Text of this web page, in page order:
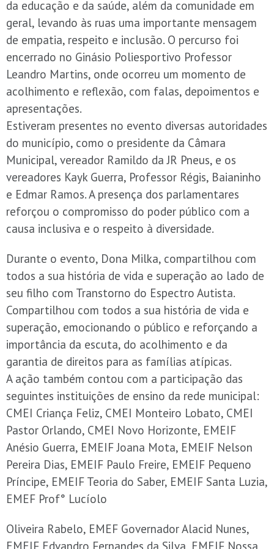
da educação e da saúde, além da comunidade em
geral, levando às ruas uma importante mensagem
de empatia, respeito e inclusão. O percurso foi
encerrado no Ginásio Poliesportivo Professor
Leandro Martins, onde ocorreu um momento de
acolhimento e reflexão, com falas, depoimentos e
apresentações.
Estiveram presentes no evento diversas autoridades
do município, como o presidente da Câmara
Municipal, vereador Ramildo da JR Pneus, e os
vereadores Kayk Guerra, Professor Régis, Baianinho
e Edmar Ramos. A presença dos parlamentares
reforçou o compromisso do poder público com a
causa inclusiva e o respeito à diversidade.
Durante o evento, Dona Milka, compartilhou com
todos a sua história de vida e superação ao lado de
seu filho com Transtorno do Espectro Autista.
Compartilhou com todos a sua história de vida e
superação, emocionando o público e reforçando a
importância da escuta, do acolhimento e da
garantia de direitos para as famílias atípicas.
A ação também contou com a participação das
seguintes instituições de ensino da rede municipal:
CMEI Criança Feliz, CMEI Monteiro Lobato, CMEI
Pastor Orlando, CMEI Novo Horizonte, EMEIF
Anésio Guerra, EMEIF Joana Mota, EMEIF Nelson
Pereira Dias, EMEIF Paulo Freire, EMEIF Pequeno
Príncipe, EMEIF Teoria do Saber, EMEIF Santa Luzia,
EMEF Prof° Lucíolo
Oliveira Rabelo, EMEF Governador Alacid Nunes,
EMEIF Edvandro Fernandes da Silva, EMEIF Nossa